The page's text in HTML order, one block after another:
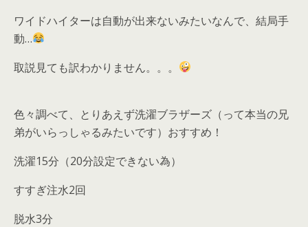
ワイドハイターは自動が出来ないみたいなんで、結局手
動…
取説見ても訳わかりません。。。
色々調べて、とりあえず洗濯ブラザーズ（って本当の兄
弟がいらっしゃるみたいです）おすすめ！
洗濯15分（20分設定できない為）
すすぎ注水2回
脱水3分